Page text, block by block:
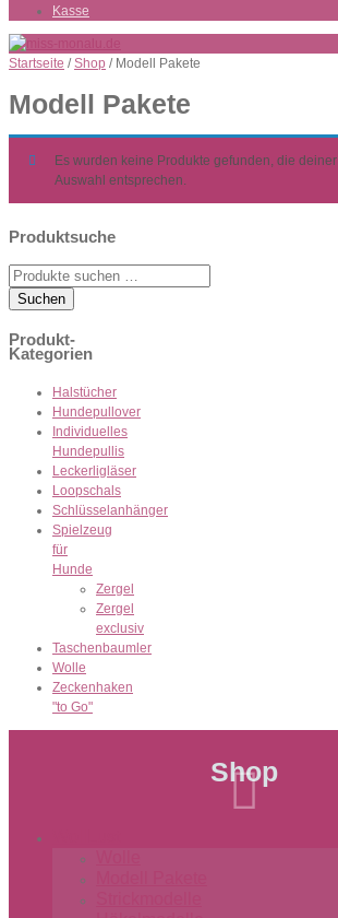
Kasse
Startseite /Shop / Modell Pakete
Modell Pakete
Es wurden keine Produkte gefunden, die deiner
Auswahl entsprechen.
Produktsuche
Suche
nach:
Suchen
Produkt-
Kategorien
Halstücher
Hundepullover
Individuelles
Hundepullis
Leckerligläser
Loopschals
Schlüsselanhänger
Spielzeug
für
Hunde
Zergel
Zergel
exclusiv
Taschenbaumler
Wolle
Zeckenhaken
"to Go"
Shop
